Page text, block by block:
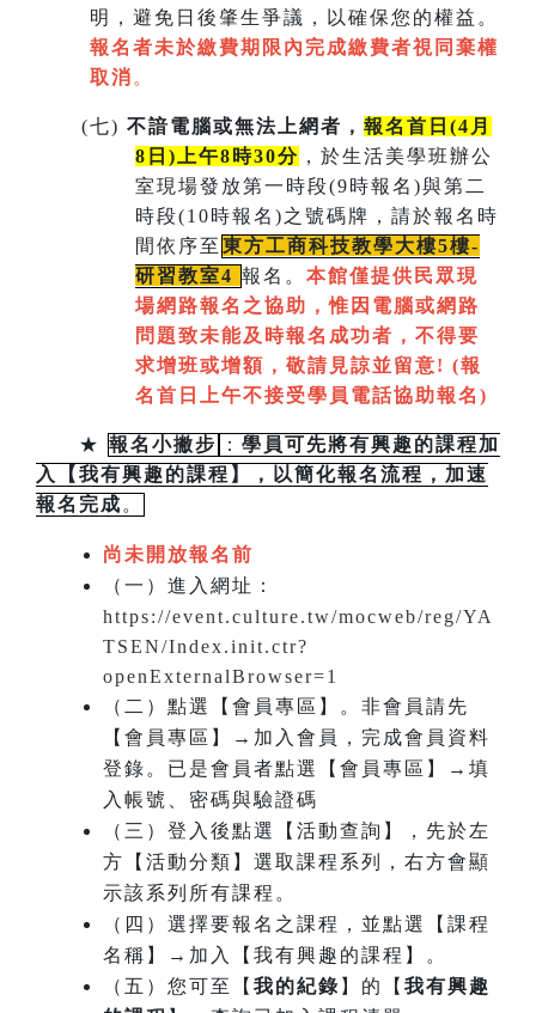
明，避免日後肇生爭議，以確保您的權益。
報名者未於繳費期限內完成繳費者視同棄權
取消 。
(七) 不諳電腦或無法上網者， 報名首日(4月
8日)上午8時30分 ，於生活美學班辦公
室現場發放第一時段(9時報名)與第二
時段(10時報名)之號碼牌，請於報名時
間依序至 東方工商科技教學大樓5樓-
研習教室4 報名。本館僅提供民眾現
場網路報名之協助，惟因電腦或網路
問題致未能及時報名成功者，不得要
求增班或增額，敬請見諒並留意! (報
名首日上午不接受學員電話協助報名)
★ 報名小撇步 ： 學員可先將有興趣的課程加
入【我有興趣的課程】，以簡化報名流程，加速
報名完成 。
尚未開放報名前
（一）進入網址：
https://event.culture.tw/mocweb/reg/YA
TSEN/Index.init.ctr?
openExternalBrowser=1
（二）點選【會員專區】。非會員請先
【會員專區】→加入會員，完成會員資料
登錄。已是會員者點選【會員專區】→填
入帳號、密碼與驗證碼
（三）登入後點選【活動查詢】，先於左
方【活動分類】選取課程系列，右方會顯
示該系列所有課程。
（四）選擇要報名之課程，並點選【課程
名稱】→加入【我有興趣的課程】。
（五）您可至【 我的紀錄 】的【 我有興趣